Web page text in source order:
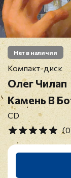
Нет в наличии
Компакт-диск
Олег Чилап
Камень В
CD